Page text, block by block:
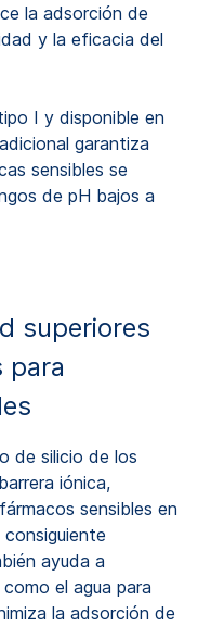
la adsorción de
y la eficacia del
I y disponible en
garantiza
sensibles se
de pH bajos a
superiores
para
de silicio de los
iónica,
sensibles en
ayuda a
el agua para
la adsorción de